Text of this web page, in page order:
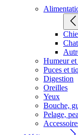
Chat
Humeur et
Puces et
Digestion
Oreilles
Yeux
Bouche,
Pelage,